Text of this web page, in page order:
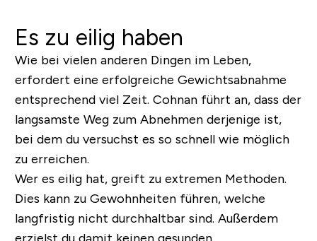
Es zu eilig haben
Wie bei vielen anderen Dingen im Leben,
erfordert eine erfolgreiche Gewichtsabnahme
entsprechend viel Zeit. Cohnan führt an, dass der
langsamste Weg zum Abnehmen derjenige ist,
bei dem du versuchst es so schnell wie möglich
zu erreichen.
Wer es eilig hat, greift zu extremen Methoden.
Dies kann zu Gewohnheiten führen, welche
langfristig nicht durchhaltbar sind. Außerdem